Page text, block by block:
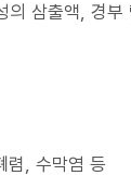
의 삼출액, 경부
렴, 수막염 등